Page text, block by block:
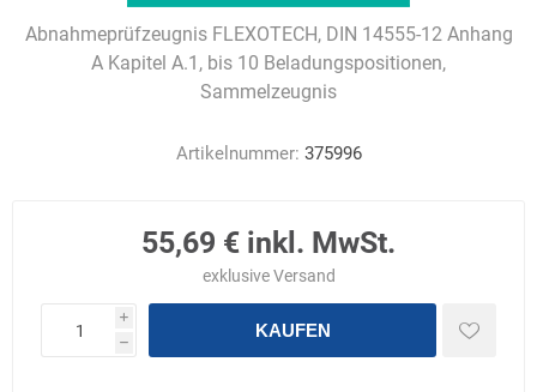
Abnahmeprüfzeugnis FLEXOTECH, DIN 14555-12 Anhang
A Kapitel A.1, bis 10 Beladungspositionen,
Sammelzeugnis
Artikelnummer: 375996
55,69 € inkl. MwSt.
exklusiveVersand
i
h
KAUFEN